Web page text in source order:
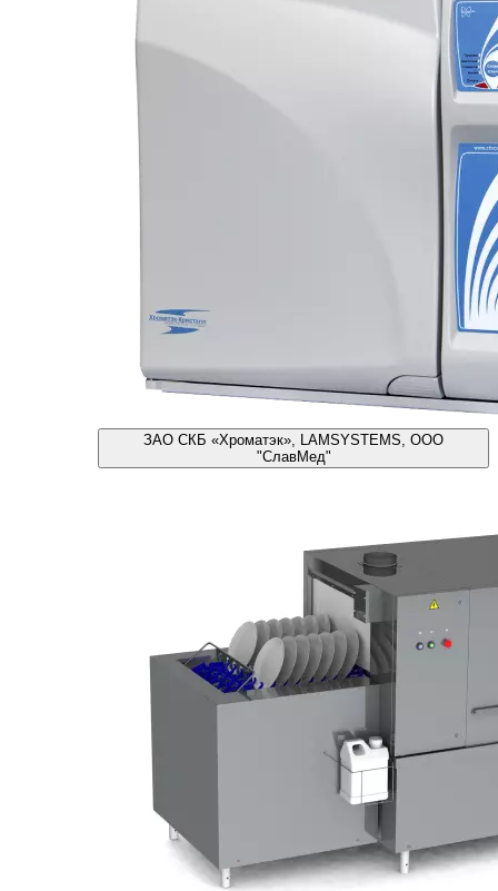
ЗАО СКБ «Хроматэк», LAMSYSTEMS, ООО
"СлавМед"